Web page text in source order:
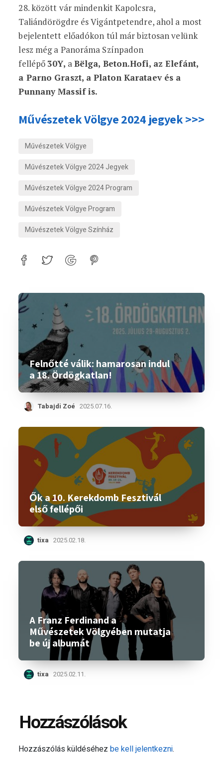
28. között vár mindenkit Kapolcsra,
Taliándörögdre és Vigántpetendre, ahol a most
bejelentett előadókon túl már biztosan velünk
lesz még a Panoráma Színpadon
fellépő 30Y, aBëlga, Beton.Hofi, az Elefánt,
a Parno Graszt, a Platon Karataev és a
Punnany Massif is.
Művészetek Völgye 2024 jegyek >>>
Művészetek Völgye
Művészetek Völgye 2024 Jegyek
Művészetek Völgye 2024 Program
Művészetek Völgye Program
Művészetek Völgye Színház
Felnőtté válik: hamarosan indul
a 18. Ördögkatlan!
Tabajdi Zoé 2025.07.16.
Ők a 10. Kerekdomb Fesztivál
első fellépői
tixa 2025.02.18.
A Franz Ferdinand a
Művészetek Völgyében mutatja
be új albumát
tixa 2025.02.11.
Hozzászólások
Hozzászólás küldéséhezbe kell jelentkezni.